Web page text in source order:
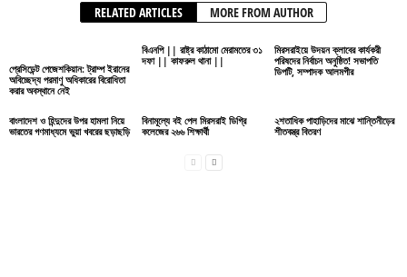
RELATED ARTICLES MORE FROM AUTHOR
প্রেসিডেন্ট পেজেশকিয়ান: ট্রাম্প ইরানের
অবিচ্ছেদ্য পরমাণু অধিকারের বিরোধিতা
করার অবস্থানে নেই
বিএনপি || রাষ্ট্র কাঠামো মেরামতের ৩১
দফা || কাফরুল থানা ||
মিরসরাইয়ে উদয়ন ক্লাবের কার্যকরী
পরিষদের নির্বাচন অনুষ্ঠিত! সভাপতি
ডিপটি, সম্পাদক আলমগীর
বাংলাদেশ ও হিন্দুদের উপর হামলা নিয়ে
ভারতের গণমাধ্যমে ভুয়া খবরের ছড়াছড়ি
বিনামূল্যে বই পেল মিরসরাই ডিগ্রি
কলেজের ২৬৬ শিক্ষার্থী
২শতাধিক পাহাড়িদের মাঝে শান্তিনীড়ের
শীতবস্ত্র বিতরণ